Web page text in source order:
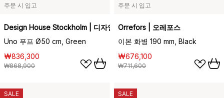
주문 시 입고
Design House Stockholm | 디자인하우스스톡홀름
Uno 푸프 Ø50 cm, Green
₩836,300
₩868,900
주문 시 입고
Orrefors | 오레포스
이본 화병 190 mm, Black
₩676,100
₩711,600
SALE SALE